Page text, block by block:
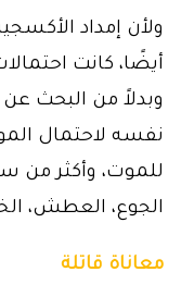
ولأن إمداد
أيضًا، كانت
وبدلاً من البحث عن
نفسه لاحتمال
للموت، وأكثر من
الجوع، العطش،
معاناة قاتلة